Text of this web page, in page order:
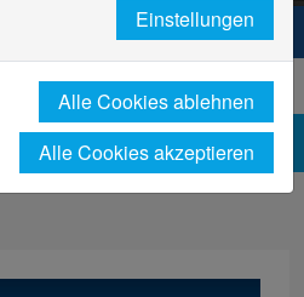
Niederrhein. Dein Weg.
News-Detailseite
Einstellungen
Alle Cookies ablehnen
Alle Cookies akzeptieren